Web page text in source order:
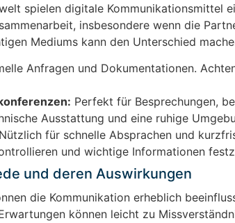
spielen digitale Kommunikationsmittel
insbesondere wenn die
Mediums kann den Unterschied
Anfragen und Dokumentationen.
Perfekt für Besprechungen,
Ausstattung und eine ruhige
Nützlich für schnelle Absprachen und
und wichtige Informationen
und deren Auswirkungen
die Kommunikation erheblich
können leicht zu